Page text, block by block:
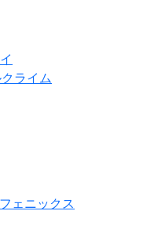
ライム
ェニックス